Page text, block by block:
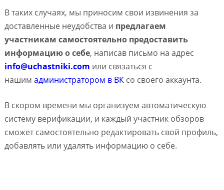
В таких случаях, мы приносим свои извинения за
доставленные неудобства и предлагаем
участникам самостоятельно предоставить
информацию о себе, написав письмо на адрес
info@uchastniki.com или связаться с
нашим администратором в ВКсо своего аккаунта.
В скором времени мы организуем автоматическую
систему верификации, и каждый участник обзоров
сможет самостоятельно редактировать свой профиль,
добавлять или удалять информацию о себе.